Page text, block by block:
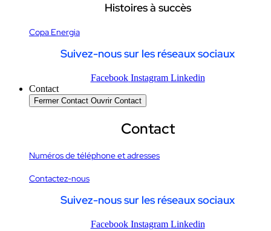
Histoires à succès
Copa Energia
Suivez-nous sur les réseaux sociaux
Facebook Instagram Linkedin
Contact
Fermer Contact Ouvrir Contact
Contact
Numéros de téléphone et adresses
Contactez-nous
Suivez-nous sur les réseaux sociaux
Facebook Instagram Linkedin